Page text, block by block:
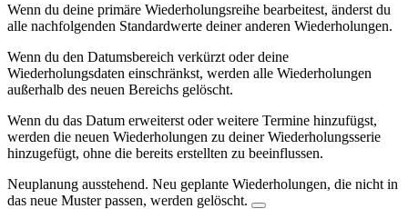
Wenn du deine primäre Wiederholungsreihe bearbeitest, änderst du
alle nachfolgenden Standardwerte deiner anderen Wiederholungen.
Wenn du den Datumsbereich verkürzt oder deine
Wiederholungsdaten einschränkst, werden alle Wiederholungen
außerhalb des neuen Bereichs gelöscht.
Wenn du das Datum erweiterst oder weitere Termine hinzufügst,
werden die neuen Wiederholungen zu deiner Wiederholungsserie
hinzugefügt, ohne die bereits erstellten zu beeinflussen.
Neuplanung ausstehend. Neu geplante Wiederholungen, die nicht in
das neue Muster passen, werden gelöscht.